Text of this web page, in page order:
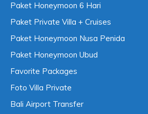
Paket Honeymoon 6 Hari
Paket Private Villa + Cruises
Paket Honeymoon Nusa Penida
Paket Honeymoon Ubud
Favorite Packages
Foto Villa Private
Bali Airport Transfer